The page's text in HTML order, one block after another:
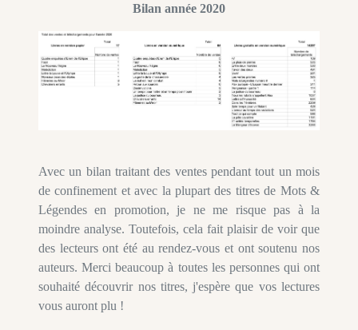
Bilan année 2020
Avec un bilan traitant des ventes pendant tout un mois
de confinement et avec la plupart des titres de Mots &
Légendes en promotion, je ne me risque pas à la
moindre analyse. Toutefois, cela fait plaisir de voir que
des lecteurs ont été au rendez-vous et ont soutenu nos
auteurs. Merci beaucoup à toutes les personnes qui ont
souhaité découvrir nos titres, j'espère que vos lectures
vous auront plu !